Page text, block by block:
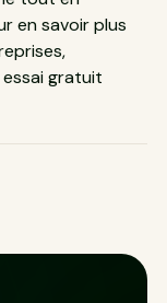
en savoir plus
gratuit